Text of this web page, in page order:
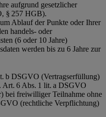
aufgrund gesetzlicher
§ 257 HGB).
Ablauf der Punkte oder Ihrer
handels- oder
(6 oder 10 Jahre)
werden bis zu 6 Jahre zur
b DSGVO (Vertragserfüllung)
6 Abs. 1 lit. a DSGVO
bei freiwilliger Teilnahme ohne
(rechtliche Verpflichtung)